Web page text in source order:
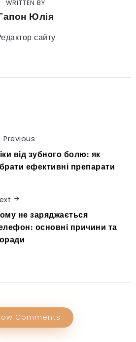
WRITTEN BY
Юлія
сайту
Previous
від зубного болю: як
ефективні препарати
не заряджається
основні причини та
Comments